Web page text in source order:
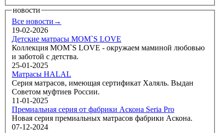
новости
Все новости→
19-02-2026
Детские матрасы MOM`S LOVE
Коллекция MOM`S LOVE - окружаем маминой любовью
и заботой с детства.
25-01-2025
Матрасы HALAL
Серия матрасов, имеющая сертификат Халяль. Выдан
Советом муфтиев России.
11-01-2025
Премиальная серия от фабрики Аскона Seria Pro
Новая серия премиальных матрасов фабрики Аскона.
07-12-2024